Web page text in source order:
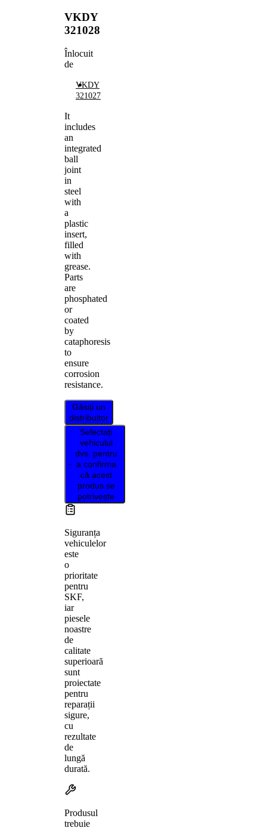
VKDY
321028
Înlocuit
de
VKDY
321027
It
includes
an
integrated
ball
joint
in
steel
with
a
plastic
insert,
filled
with
grease.
Parts
are
phosphated
or
coated
by
cataphoresis
to
ensure
corrosion
resistance.
Găsiți un
distribuitor
Selectați
vehiculul
dvs. pentru
a confirma
că acest
produs se
potrivește
Siguranța
vehiculelor
este
o
prioritate
pentru
SKF,
iar
piesele
noastre
de
calitate
superioară
sunt
proiectate
pentru
reparații
sigure,
cu
rezultate
de
lungă
durată.
Produsul
trebuie